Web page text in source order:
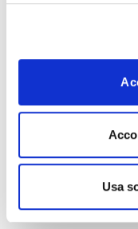
Usa